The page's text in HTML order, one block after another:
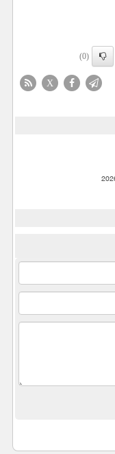
(0)
X